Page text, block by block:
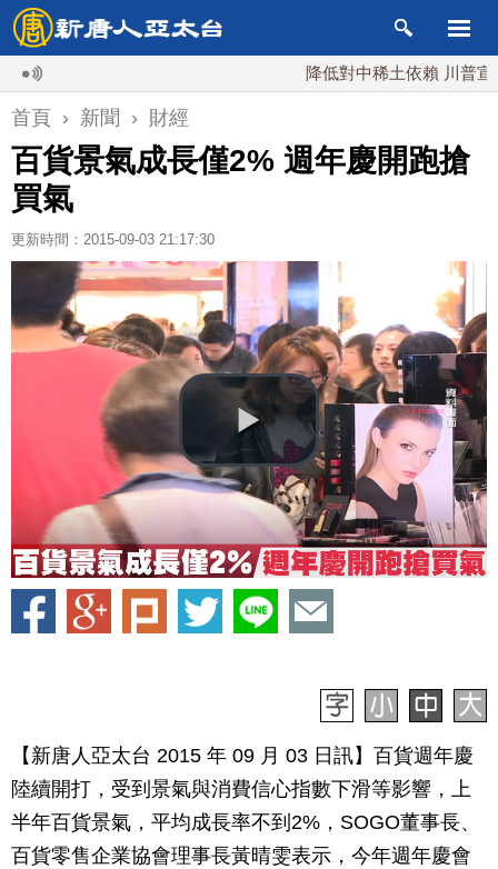
降低對中稀土依賴 川普宣布礦業
首頁 › 新聞 › 財經
百貨景氣成長僅2% 週年慶開跑搶
買氣
更新時間：2015-09-03 21:17:30
【新唐人亞太台 2015 年 09 月 03 日訊】百貨週年慶
陸續開打，受到景氣與消費信心指數下滑等影響，上
半年百貨景氣，平均成長率不到2%，SOGO董事長、
百貨零售企業協會理事長黃晴雯表示，今年週年慶會